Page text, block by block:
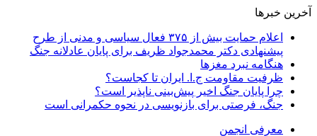
آخرین خبرها
اعلام حمایت بیش از ۳۷۵ فعال سیاسی و مدنی از طرح
پیشنهادی دکتر محمدجواد ظریف برای پایان عادلانه جنگ
هنگامه نبرد مغزها
ظرفیت مقاومت ج.ا. ایران تا کجاست؟
چرا پایان جنگ اخیر پیش‌بینی ناپذیر است؟
جنگ، فرصتی برای بازنویسی در نحوه حکمرانی است
معرفی انجمن